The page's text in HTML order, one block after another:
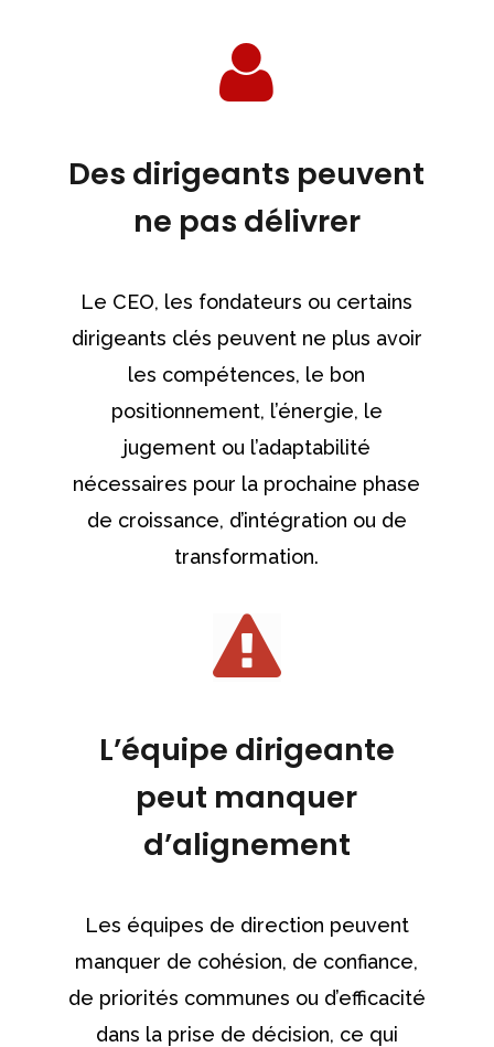
Des dirigeants peuvent
ne pas délivrer
Le CEO, les fondateurs ou certains
dirigeants clés peuvent ne plus avoir
les compétences, le bon
positionnement, l’énergie, le
jugement ou l’adaptabilité
nécessaires pour la prochaine phase
de croissance, d’intégration ou de
transformation.
L’équipe dirigeante
peut manquer
d’alignement
Les équipes de direction peuvent
manquer de cohésion, de confiance,
de priorités communes ou d’efficacité
dans la prise de décision, ce qui